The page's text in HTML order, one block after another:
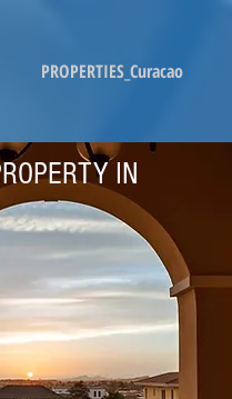
PROPERTIES_Curacao
IN